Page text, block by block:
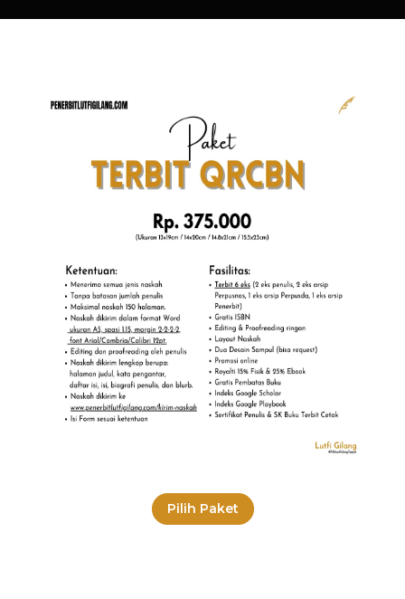
Pilih Paket